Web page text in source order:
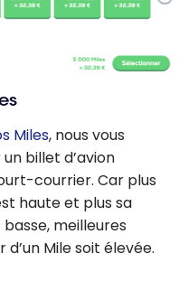
Miles, nous vous
billet d’avion
courrier. Car plus
haute et plus sa
meilleures
Mile soit élevée.